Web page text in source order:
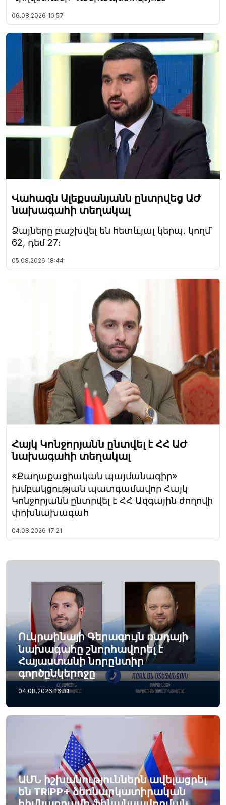
06.08.2026 10:57
Վահագն Ալեքսանյանն ընտրվեց ԱԺ
նախագահի տեղակալ
Ձայները բաշխվել են հետևյալ կերպ. կողմ՝
62, դեմ 27։
05.08.2026 18:44
Հայկ Կոնջորյանն ընտվել է ՀՀ ԱԺ
նախագահի տեղակալ
«Քաղաքացիական պայմանագիր»
խմբակցության պատգամավոր Հայկ
Կոնջորյանն ընտրվել է ՀՀ Ազգային ժողովի
փոխնախագահ
04.08.2026 17:21
Ուկրաինայի Գերագույն ռադայի
նախագահը շնորհավորել է
Հայաստանի նորընտիր
գործընկերոջը
04.08.2026 16:31
ԱՄՆ իշխանություններն ավելացրել
են TRIPP+ ձեռնարկատիրական